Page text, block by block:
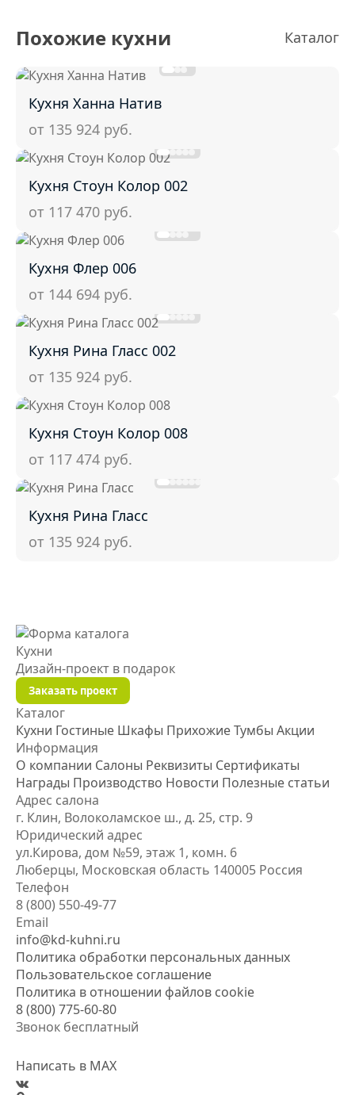
Похожие кухни Каталог
Кухня Ханна Натив
от 135 924 руб.
Кухня Стоун Колор 002
от 117 470 руб.
Кухня Флер 006
от 144 694 руб.
Кухня Рина Гласс 002
от 135 924 руб.
Кухня Стоун Колор 008
от 117 474 руб.
Кухня Рина Гласс
от 135 924 руб.
Кухни
Дизайн-проект в подарок
Заказать проект
Каталог
Кухни Гостиные Шкафы ПрихожиеТумбы Акции
Информация
О компании Салоны Реквизиты Сертификаты
Награды Производство Новости Полезные статьи
Адрес салона
г. Клин, Волоколамское ш., д. 25, стр. 9
Юридический адрес
ул.Кирова, дом №59, этаж 1, комн. 6
Люберцы, Московская область 140005 Россия
Телефон
8 (800) 550-49-77
Email
info@kd-kuhni.ru
Политика обработки персональных данных
Пользовательское соглашение
Политика в отношении файлов cookie
8 (800) 775-60-80
Звонок бесплатный
Написать в MAX